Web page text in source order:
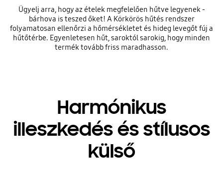
Ügyelj arra, hogy az ételek megfelelően hűtve legyenek -
bárhova is teszed őket! A Körkörös hűtés rendszer
folyamatosan ellenőrzi a hőmérsékletet és hideg levegőt fúj a
hűtőtérbe. Egyenletesen hűt, saroktól sarokig, hogy minden
termék tovább friss maradhasson.
Harmónikus
illeszkedés és stílusos
külső